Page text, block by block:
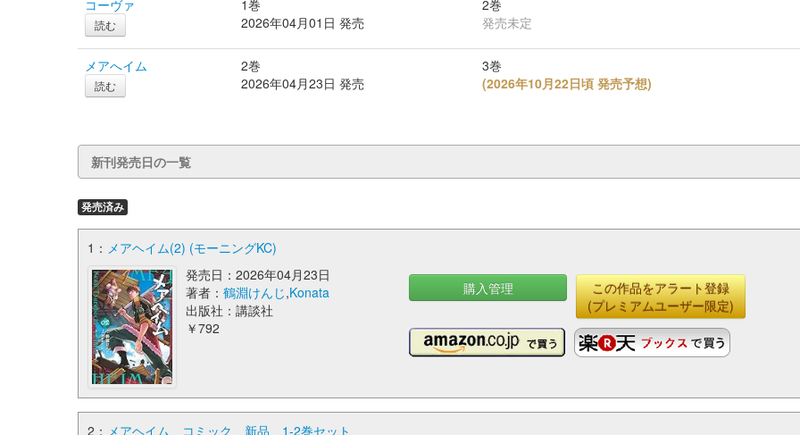
コーヴァ
読む
1巻
2026年04月01日 発売
2巻
発売未定
メアへイム
読む
2巻
2026年04月23日 発売
3巻
(2026年10月22日頃 発売予想)
新刊発売日の一覧
発売済み
1： メアヘイム(2) (モーニングKC)
発売日：2026年04月23日
著者：鶴淵けんじ,Konata
出版社：講談社
￥792
購入管理
この作品をアラート登録
(プレミアムユーザー限定)
2： メアヘイム コミック 新品 1-2巻セット